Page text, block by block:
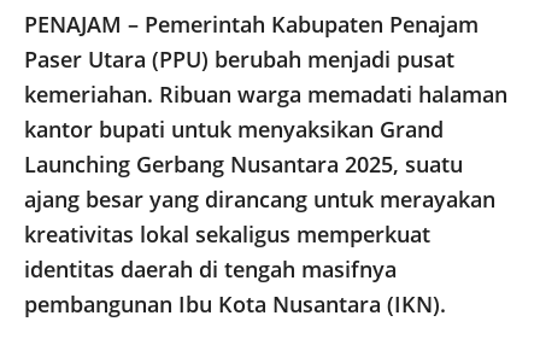
PENAJAM – Pemerintah Kabupaten Penajam
Paser Utara (PPU) berubah menjadi pusat
kemeriahan. Ribuan warga memadati halaman
kantor bupati untuk menyaksikan Grand
Launching Gerbang Nusantara 2025, suatu
ajang besar yang dirancang untuk merayakan
kreativitas lokal sekaligus memperkuat
identitas daerah di tengah masifnya
pembangunan Ibu Kota Nusantara (IKN).